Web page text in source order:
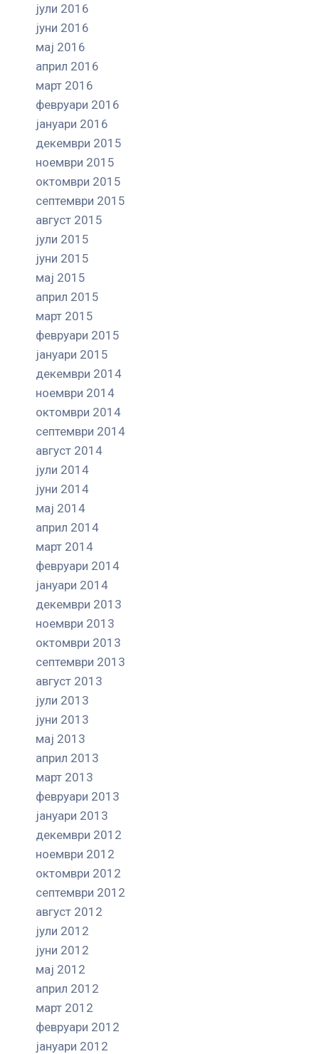
јули 2016
јуни 2016
мај 2016
април 2016
март 2016
февруари 2016
јануари 2016
декември 2015
ноември 2015
октомври 2015
септември 2015
август 2015
јули 2015
јуни 2015
мај 2015
април 2015
март 2015
февруари 2015
јануари 2015
декември 2014
ноември 2014
октомври 2014
септември 2014
август 2014
јули 2014
јуни 2014
мај 2014
април 2014
март 2014
февруари 2014
јануари 2014
декември 2013
ноември 2013
октомври 2013
септември 2013
август 2013
јули 2013
јуни 2013
мај 2013
април 2013
март 2013
февруари 2013
јануари 2013
декември 2012
ноември 2012
октомври 2012
септември 2012
август 2012
јули 2012
јуни 2012
мај 2012
април 2012
март 2012
февруари 2012
јануари 2012